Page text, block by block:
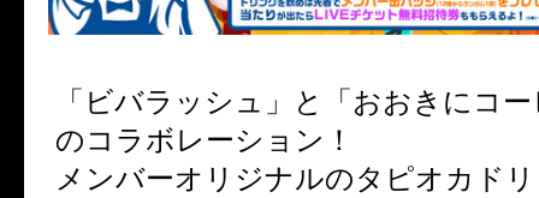
「ビバラッシュ」と「おおきにコ
のコラボレーション！
メンバーオリジナルのタピオカド